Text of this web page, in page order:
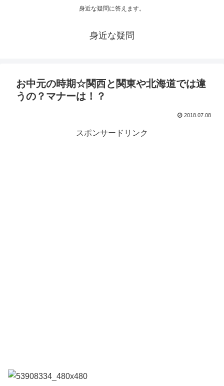
身近な疑問に答えます。
身近な疑問
お中元の時期☆関西と関東や北海道では違
うの？マナーは！？
2018.07.08
スポンサードリンク